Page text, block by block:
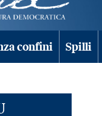
confini Spilli